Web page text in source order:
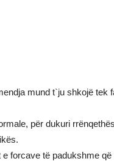
mund t`ju shkojë tek
për dukuri
forcave të padukshme